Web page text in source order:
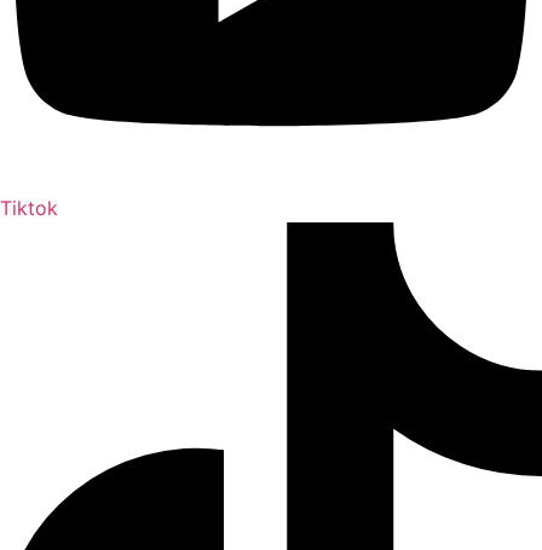
Tiktok